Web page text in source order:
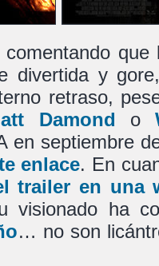
que
divertida y
retraso,
Damond o
en septiembre
enlace. En
trailer en una
visionado ha
… no son